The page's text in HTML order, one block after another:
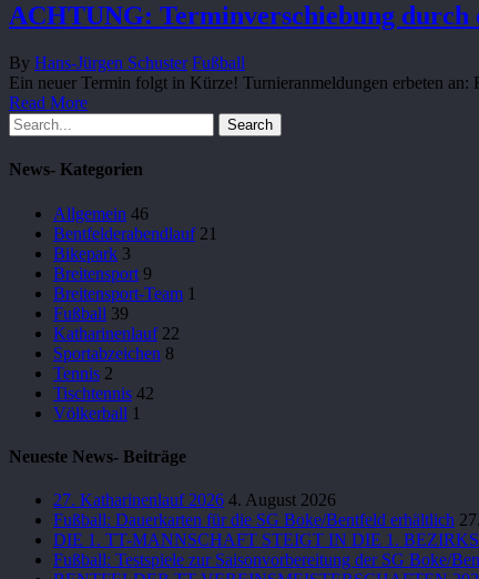
ACHTUNG: Terminverschiebung
By Hans-Jürgen Schuster Fußball
Ein neuer Termin folgt in Kürze! Turnieranmeldungen erbeten an:
Read More
Search
News- Kategorien
Allgemein 46
Bentfelderabendlauf 21
Bikepark 3
Breitensport 9
Breitensport-Team 1
Fußball 39
Katharinenlauf 22
Sportabzeichen 8
Tennis 2
Tischtennis 42
Völkerball 1
Neueste News- Beiträge
27. Katharinenlauf 2026 4. August 2026
Fußball: Dauerkarten für die SG Boke/Bentfeld erhältlich
DIE 1. TT-MANNSCHAFT STEIGT IN DIE 1.
Fußball: Testspiele zur Saisonvorbereitung der SG Boke/